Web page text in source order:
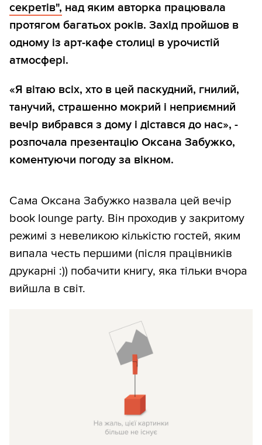
секретів", над яким авторка працювала
протягом багатьох років. Захід пройшов в
одному із арт-кафе столиці в урочистій
атмосфері.
«Я вітаю всіх, хто в цей паскудний, гнилий,
танучий, страшенно мокрий і неприємний
вечір вибрався з дому і дістався до нас», -
розпочала презентацію Оксана Забужко,
коментуючи погоду за вікном.
Сама Оксана Забужко назвала цей вечір
book lounge party. Він проходив у закритому
режимі з невеликою кількістю гостей, яким
випала честь першими (після працівників
друкарні :)) побачити книгу, яка тільки вчора
вийшла в світ.